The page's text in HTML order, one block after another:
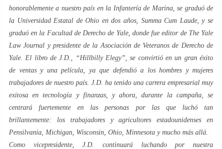
honorablemente a nuestro país en la Infantería de Marina, se graduó de
la Universidad Estatal de Ohio en dos años, Summa Cum Laude, y se
graduó en la Facultad de Derecho de Yale, donde fue editor de The Yale
Law Journal y presidente de la Asociación de Veteranos de Derecho de
Yale. El libro de J.D., “Hillbilly Elegy”, se convirtió en un gran éxito
de ventas y una película, ya que defendió a los hombres y mujeres
trabajadores de nuestro país. J.D. ha tenido una carrera empresarial muy
exitosa en tecnología y finanzas, y ahora, durante la campaña, se
centrará fuertemente en las personas por las que luchó tan
brillantemente: los trabajadores y agricultores estadounidenses en
Pensilvania, Michigan, Wisconsin, Ohio, Minnesota y mucho más allá.
Como vicepresidente, J.D. continuará luchando por nuestra